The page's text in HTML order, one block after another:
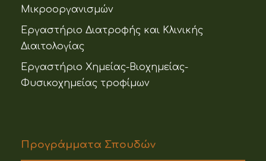
Μικροοργανισμών
Εργαστήριο Διατροφής και Κλινικής
Διαιτολογίας
Εργαστήριο Χημείας-Βιοχημείας-
Φυσικοχημείας τροφίμων
Προγράμματα Σπουδών